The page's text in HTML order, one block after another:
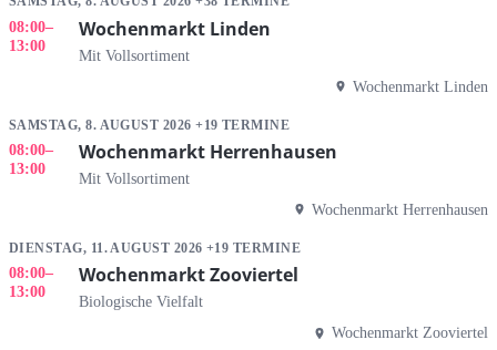
08:00–
13:00
Wochenmarkt Linden
Mit Vollsortiment
Wochenmarkt Linden
SAMSTAG, 8. AUGUST 2026 +19 TERMINE
08:00–
13:00
Wochenmarkt Herrenhausen
Mit Vollsortiment
Wochenmarkt Herrenhausen
DIENSTAG, 11. AUGUST 2026 +19 TERMINE
08:00–
13:00
Wochenmarkt Zooviertel
Biologische Vielfalt
Wochenmarkt Zooviertel